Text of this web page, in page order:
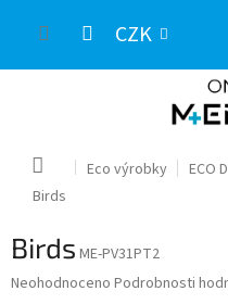
CZK
Domů Eco výrobky ECO
Birds
Birds ME-PV31PT2
Průměrné
Neohodnoceno Podrobnosti